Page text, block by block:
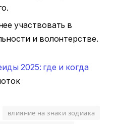
участвовать в
и волонтерстве.
2025: где и когда
влияние на знаки зодиака